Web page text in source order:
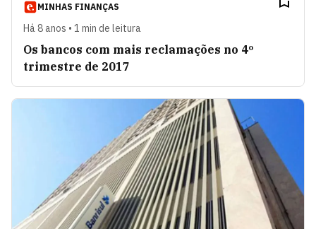
MINHAS FINANÇAS
Há 8 anos • 1 min de leitura
Os bancos com mais reclamações no 4º
trimestre de 2017